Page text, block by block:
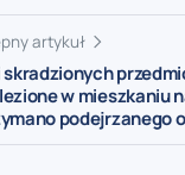
artykuł
w mieszkaniu
podejrzanego